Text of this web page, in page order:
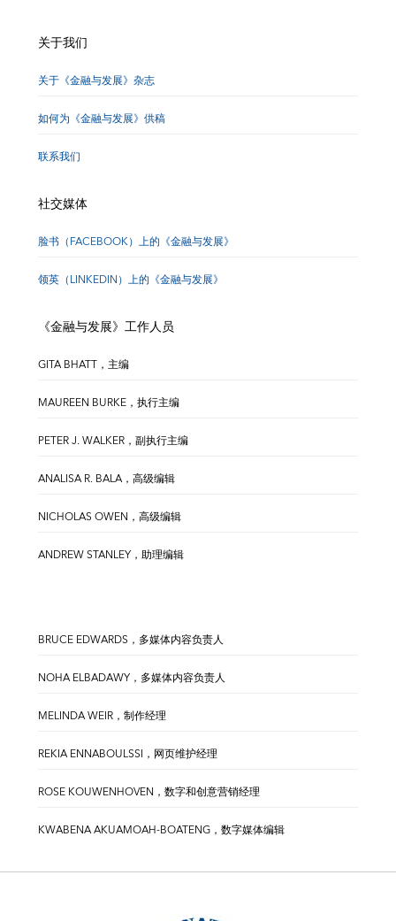
关于我们
关于《金融与发展》杂志
如何为《金融与发展》供稿
联系我们
社交媒体
脸书（FACEBOOK）上的《金融与发展》
领英（LINKEDIN）上的《金融与发展》
《金融与发展》工作人员
GITA BHATT，主编
MAUREEN BURKE，执行主编
PETER J. WALKER，副执行主编
ANALISA R. BALA，高级编辑
NICHOLAS OWEN，高级编辑
ANDREW STANLEY，助理编辑
BRUCE EDWARDS，多媒体内容负责人
NOHA ELBADAWY，多媒体内容负责人
MELINDA WEIR，制作经理
REKIA ENNABOULSSI，网页维护经理
ROSE KOUWENHOVEN，数字和创意营销经理
KWABENA AKUAMOAH-BOATENG，数字媒体编辑